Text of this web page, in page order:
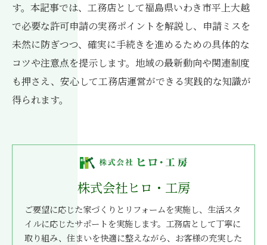
す。本記事では、工務店として福島県いわき市平上大越
で必要な許可申請の実務ポイントを解説し、申請ミスを
未然に防ぎつつ、確実に手続きを進めるための具体的な
コツや注意点を提示します。地域の最新動向や関連制度
も押さえ、安心して工務店運営ができる実践的な知識が
得られます。
株式会社ヒロ・工房
ご要望に応じた家づくりとリフォームを実施し、生活スタ
イルに応じたサポートを実施します。工務店として丁寧に
取り組み、住まいを快適に整えながら、お客様の充実した